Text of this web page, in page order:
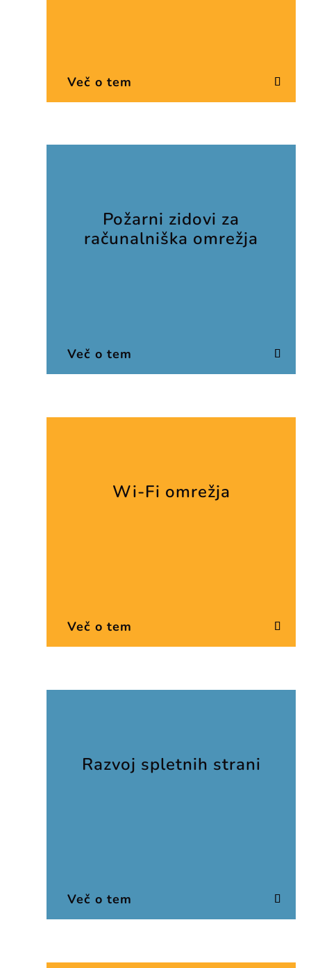
Več o tem
Požarni zidovi za
računalniška omrežja
Več o tem
Wi-Fi omrežja
Več o tem
Razvoj spletnih strani
Več o tem